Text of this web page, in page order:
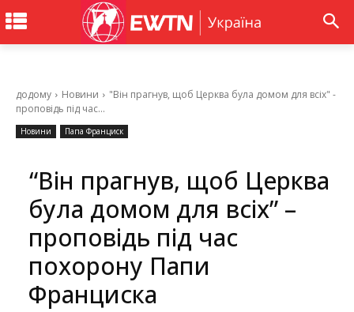
додому Новини
"Він прагнув, щоб Церква була домом для всіх" -
проповідь під час...
Новини Папа Франциск
“Він прагнув, щоб Церква
була домом для всіх” –
проповідь під час
похорону Папи
Франциска